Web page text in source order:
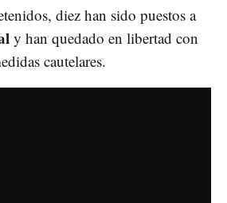
diez han sido puestos a
y han quedado en libertad con
cautelares.